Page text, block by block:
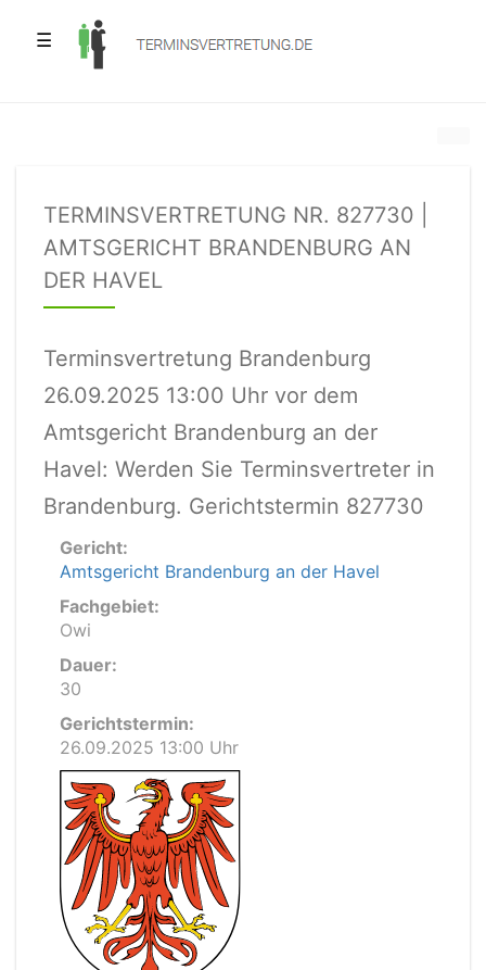
☰
TERMINSVERTRETUNG NR. 827730 |
AMTSGERICHT BRANDENBURG AN
DER HAVEL
Terminsvertretung Brandenburg
26.09.2025 13:00 Uhr vor dem
Amtsgericht Brandenburg an der
Havel: Werden Sie Terminsvertreter in
Brandenburg. Gerichtstermin 827730
Gericht:
Amtsgericht Brandenburg an der Havel
Fachgebiet:
Owi
Dauer:
30
Gerichtstermin:
26.09.2025 13:00 Uhr